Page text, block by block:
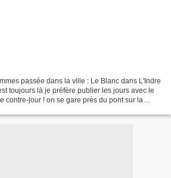
passée dans la ville : Le Blanc dans L'Indre
toujours là je préfère publier les jours avec le
contre-jour ! on se gare près du pont sur la